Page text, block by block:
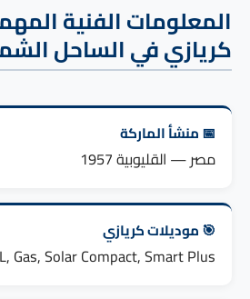
المعلومات الفنية
كريازي في الساحل
📅 منشأ الماركة
مصر — القليوبية 1957
🎯 موديلات كريازي
Gas, Solar Compact, Smart Plus